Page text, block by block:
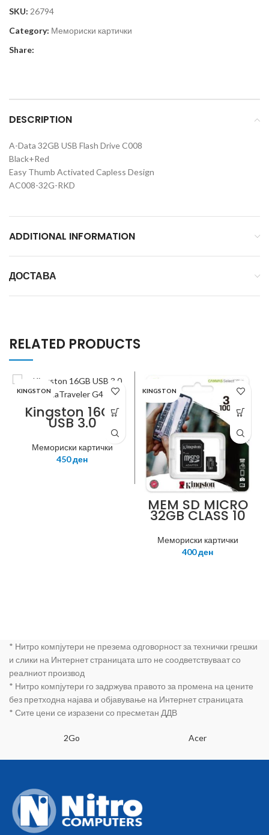
SKU: 26794
Category: Мемориски картички
Share:
DESCRIPTION
A-Data 32GB USB Flash Drive C008
Black+Red
Easy Thumb Activated Capless Design
AC008-32G-RKD
ADDITIONAL INFORMATION
ДОСТАВА
RELATED PRODUCTS
KINGSTON
Kingston 16GB
USB 3.0
DataTraveler
G4
Мемориски картички
450ден
KINGSTON
MEM SD MICRO
32GB CLASS 10
UHS-I + 1AD KIN
CANVAS PLUS
Мемориски картички
400ден
* Нитро компјутери не презема одговорност за технички грешки
и слики на Интернет страницата што не соодветствуваат со
реалниот производ
* Нитро компјутери го задржува правото за промена на цените
без претходна најава и објавување на Интернет страницата
* Сите цени се изразени со пресметан ДДВ
2Go Acer